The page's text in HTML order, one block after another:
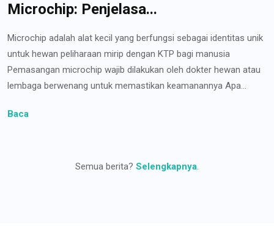
Microchip: Penjelasa...
Microchip adalah alat kecil yang berfungsi sebagai identitas unik
untuk hewan peliharaan mirip dengan KTP bagi manusia
Pemasangan microchip wajib dilakukan oleh dokter hewan atau
lembaga berwenang untuk memastikan keamanannya Apa...
Baca
Semua berita? Selengkapnya